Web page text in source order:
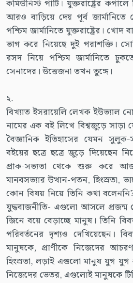
কমিউনিস্ট পার্টি। যুক্তরাষ্ট্রের
আরও বাড়িয়ে দেয় পূর্ব জার্মানিতে
পশ্চিম জার্মানিতে যুক্তরাষ্ট্রের। খোদ
ভাগ করে নিয়েছে দুই পরাশক্তি।
রসদ নিয়ে পশ্চিম জার্মানিতে ঢুকতে
সেনাদের। উত্তেজনা তখন তুঙ্গে।
২.
বিখ্যাত ইসরায়েলি লেখক ইউভ্যাল
নামের এক বই লিখে বিশ্বজুড়ে সাড়া
বৈজ্ঞানিক ইতিহাসের যেমন সুলুক-
বইয়ের ছত্রে ছত্রে জুড়ে দিয়েছেন
প্রাক-সভ্যতা থেকে শুরু করে
মানবসভ্যার উত্থান-পতন, হিংস্রতা,
কোন বিষয় নিয়ে তিনি কথা
যুদ্ধবাজনীতি- এগুলো আসলে প্রজন্ম
জিনে বয়ে বেড়াচ্ছে মানুষ। তিনি
পরিবর্তনের দৃশ্যও দেখিয়েছেন।
মানুষকে, প্রাণীকে নিজেদের
হিংস্রতা, লড়াই এগুলো মানুষ যুগ যুগ
নিজেদের ভেতর, এগুলোই মানুষকে